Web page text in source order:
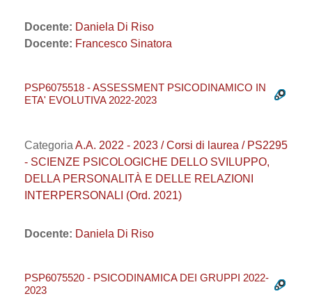
Docente: Daniela Di Riso
Docente: Francesco Sinatora
PSP6075518 - ASSESSMENT PSICODINAMICO IN
ETA' EVOLUTIVA 2022-2023
Categoria A.A. 2022 - 2023 / Corsi di laurea / PS2295
- SCIENZE PSICOLOGICHE DELLO SVILUPPO,
DELLA PERSONALITÀ E DELLE RELAZIONI
INTERPERSONALI (Ord. 2021)
Docente: Daniela Di Riso
PSP6075520 - PSICODINAMICA DEI GRUPPI 2022-
2023